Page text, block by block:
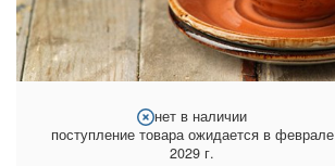
нет в наличии
поступление товара ожидается в феврале
2029 г.